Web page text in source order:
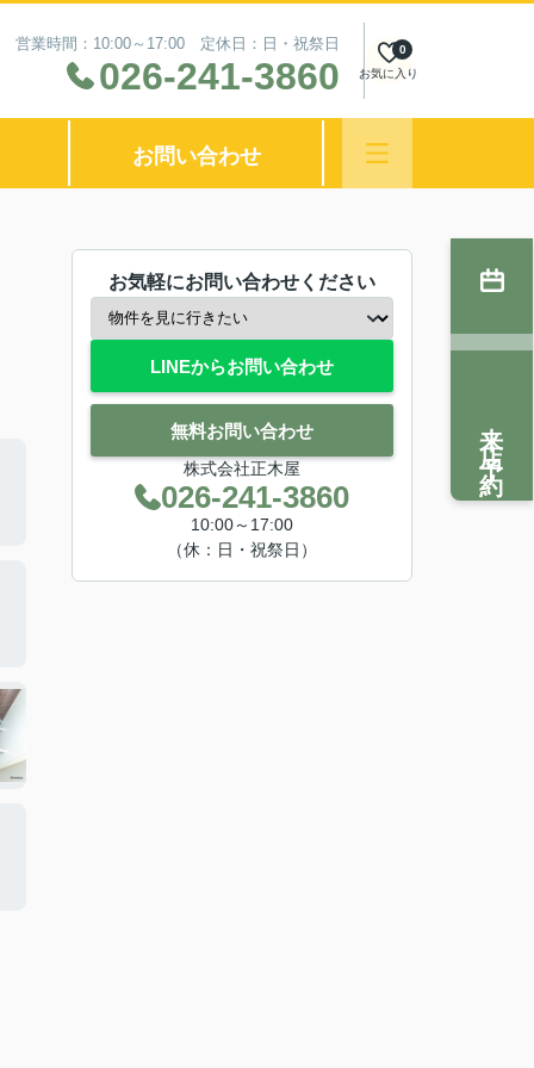
営業時間：10:00～17:00 定休日：日・祝祭日
026-241-3860 お気に入り
0
お問い合わせ
お気軽にお問い合わせください
LINEからお問い合わせ
無料お問い合わせ
株式会社正木屋
026-241-3860
10:00～17:00
（休：日・祝祭日）
来店予約